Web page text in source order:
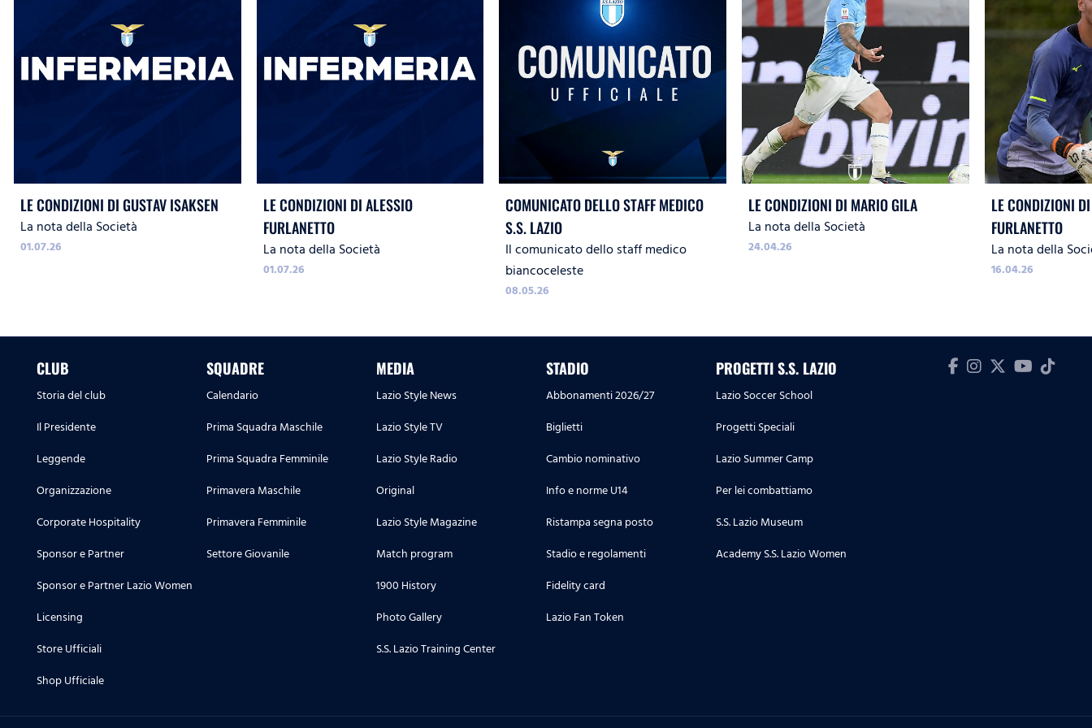
LE CONDIZIONI DI GUSTAV ISAKSEN
La nota della Società
01.07.26
LE CONDIZIONI DI ALESSIO
FURLANETTO
La nota della Società
01.07.26
COMUNICATO DELLO STAFF MEDICO
S.S. LAZIO
Il comunicato dello staff medico
biancoceleste
08.05.26
LE CONDIZIONI DI MARIO GILA
La nota della Società
24.04.26
LE CONDIZIONI
FURLANETTO
La nota della
16.04.26
CLUB
Storia del club
Il Presidente
Leggende
Organizzazione
Corporate Hospitality
Sponsor e Partner
Sponsor e Partner Lazio Women
Licensing
Store Ufficiali
Shop Ufficiale
SQUADRE
Calendario
Prima Squadra Maschile
Prima Squadra Femminile
Primavera Maschile
Primavera Femminile
Settore Giovanile
MEDIA
Lazio Style News
Lazio Style TV
Lazio Style Radio
Original
Lazio Style Magazine
Match program
1900 History
Photo Gallery
S.S. Lazio Training Center
STADIO
Abbonamenti 2026/27
Biglietti
Cambio nominativo
Info e norme U14
Ristampa segna posto
Stadio e regolamenti
Fidelity card
Lazio Fan Token
PROGETTI S.S. LAZIO
Lazio Soccer School
Progetti Speciali
Lazio Summer Camp
Per lei combattiamo
S.S. Lazio Museum
Academy S.S. Lazio Women